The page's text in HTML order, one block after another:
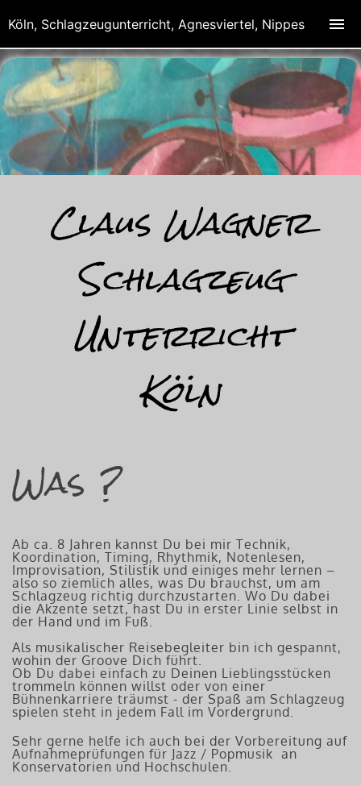
Claus Wagner
Schlagzeug
Unterricht
Köln
Was ?
Ab ca. 8 Jahren kannst Du bei mir Technik,
Koordination, Timing, Rhythmik, Notenlesen,
Improvisation, Stilistik und einiges mehr lernen –
also so ziemlich alles, was Du brauchst, um am
Schlagzeug richtig durchzustarten. Wo Du dabei
die Akzente setzt, hast Du in erster Linie selbst in
der Hand und im Fuß.
Als musikalischer Reisebegleiter bin ich gespannt,
wohin der Groove Dich führt.
Ob Du dabei einfach zu Deinen Lieblingsstücken
trommeln können willst oder von einer
Bühnenkarriere träumst - der Spaß am Schlagzeug
spielen steht in jedem Fall im Vordergrund.
Sehr gerne helfe ich auch bei der Vorbereitung auf
Aufnahmeprüfungen für Jazz / Popmusik an
Konservatorien und Hochschulen.
Köln, Schlagzeugunterricht, Agnesviertel, Nippes